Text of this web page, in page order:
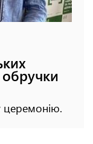
церемонію.